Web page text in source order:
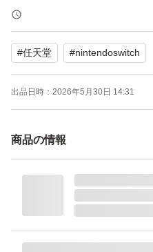
カラーカスタマイズ詳細は
さい。
届いた箱のまま発送致しま
#任天堂 #nintendoswitch
出品日時： 2026年5月30日 14:31
商品の情報